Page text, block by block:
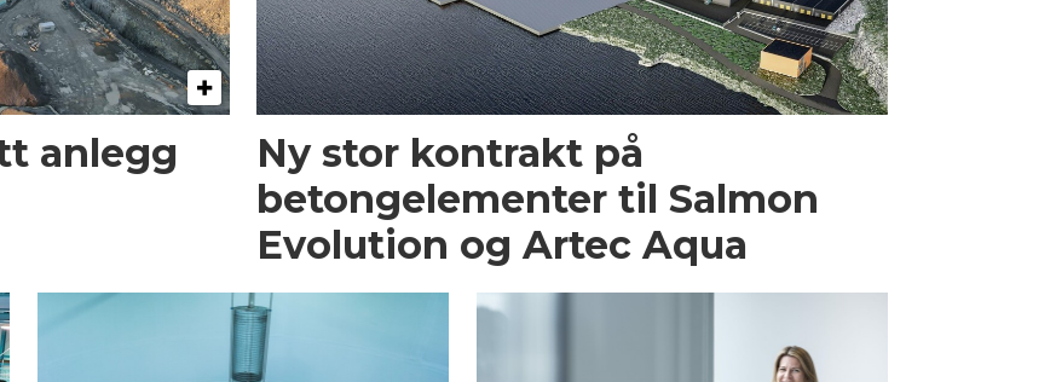
anlegg
Ny stor kontrakt på
betongelementer til Salmon
Evolution og Artec Aqua